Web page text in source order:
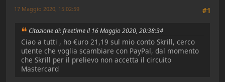
#1
17 Maggio 2020, 15:02:59
Citazione di: freetime il 16 Maggio 2020, 20:38:34
Ciao a tutti , ho €uro 21,19 sul mio conto Skrill, cerco
utente che voglia scambiare con PayPal, dal momento
che Skrill per il prelievo non accetta il circuito
Mastercard